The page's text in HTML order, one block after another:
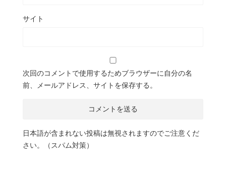
サイト
次回のコメントで使用するためブラウザーに自分の名
前、メールアドレス、サイトを保存する。
日本語が含まれない投稿は無視されますのでご注意くだ
さい。（スパム対策）